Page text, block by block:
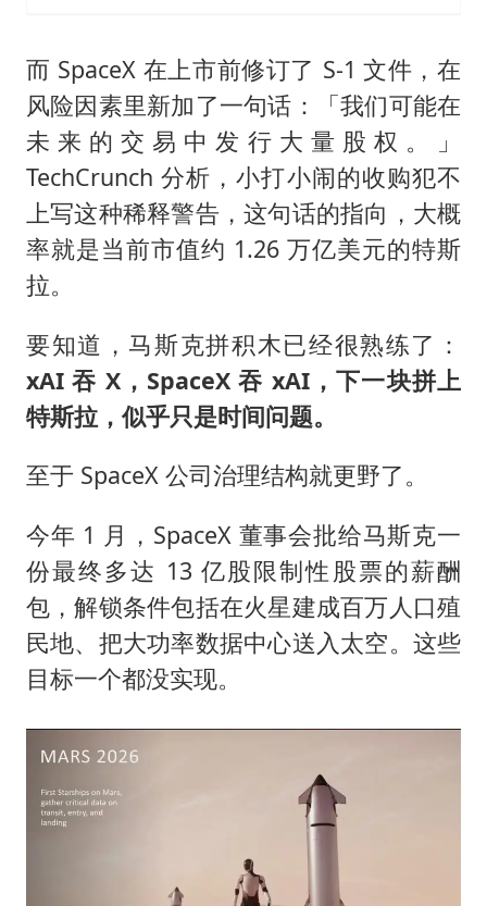
而 SpaceX 在上市前修订了 S-1 文件，在
风险因素里新加了一句话：「我们可能在
未来的交易中发行大量股权。」
TechCrunch 分析，小打小闹的收购犯不
上写这种稀释警告，这句话的指向，大概
率就是当前市值约 1.26 万亿美元的特斯
拉。
要知道，马斯克拼积木已经很熟练了：
xAI 吞 X，SpaceX 吞 xAI，下一块拼上
特斯拉，似乎只是时间问题。
至于 SpaceX 公司治理结构就更野了。
今年 1 月，SpaceX 董事会批给马斯克一
份最终多达 13 亿股限制性股票的薪酬
包，解锁条件包括在火星建成百万人口殖
民地、把大功率数据中心送入太空。这些
目标一个都没实现。